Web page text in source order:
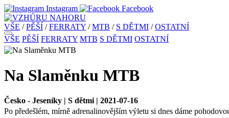
Instagram Facebook
VŠE / PĚŠÍ / FERRATY / MTB / S DĚTMI / OSTATNÍ
VŠE PĚŠÍ FERRATY MTB S DĚTMI OSTATNÍ
Na Slaměnku MTB
Česko - Jeseníky | S dětmi | 2021-07-16
Po předešlém, mírně adrenalinovějším výletu si dnes dáme